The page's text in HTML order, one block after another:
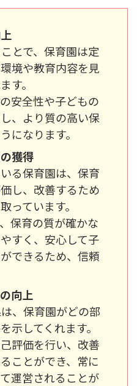
とで、保育園は定
境や教育内容を見
す。
安全性や子どもの
、より質の高い保
になります。
獲得
る保育園は、保育
し、改善するため
っています。
保育の質が確かな
すく、安心して子
できるため、信頼
向上
、保育園がどの部
示してくれます。
評価を行い、改善
ことができ、常に
運営されることが